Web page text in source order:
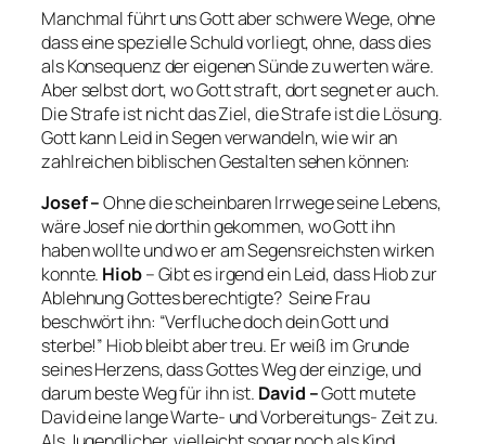
Manchmal führt uns Gott aber schwere Wege, ohne
dass eine spezielle Schuld vorliegt, ohne, dass dies
als Konsequenz der eigenen Sünde zu werten wäre.
Aber selbst dort, wo Gott straft, dort segnet er auch.
Die Strafe ist nicht das Ziel, die Strafe ist die Lösung.
Gott kann Leid in Segen verwandeln, wie wir an
zahlreichen biblischen Gestalten sehen können:
Josef –Ohne die scheinbaren Irrwege seine Lebens,
wäre Josef nie dorthin gekommen, wo Gott ihn
haben wollte und wo er am Segensreichsten wirken
konnte. Hiob– Gibt es irgend ein Leid, dass Hiob zur
Ablehnung Gottes berechtigte? Seine Frau
beschwört ihn: “Verfluche doch dein Gott und
sterbe!” Hiob bleibt aber treu. Er weiß im Grunde
seines Herzens, dass Gottes Weg der einzige, und
darum beste Weg für ihn ist. David –Gott mutete
David eine lange Warte- und Vorbereitungs- Zeit zu.